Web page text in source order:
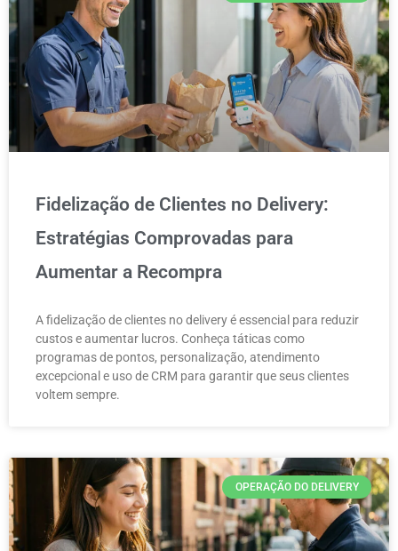
Fidelização de Clientes no Delivery:
Estratégias Comprovadas para
Aumentar a Recompra
A fidelização de clientes no delivery é essencial para reduzir
custos e aumentar lucros. Conheça táticas como
programas de pontos, personalização, atendimento
excepcional e uso de CRM para garantir que seus clientes
voltem sempre.
OPERAÇÃO DO DELIVERY